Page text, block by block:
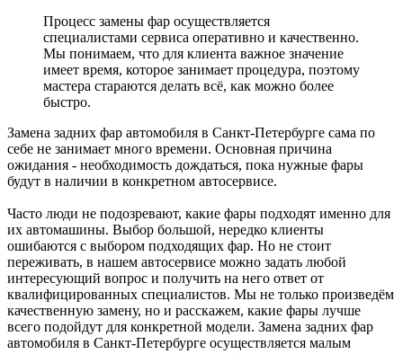
Процесс замены фар осуществляется
специалистами сервиса оперативно и качественно.
Мы понимаем, что для клиента важное значение
имеет время, которое занимает процедура, поэтому
мастера стараются делать всё, как можно более
быстро.
Замена задних фар автомобиля в Санкт-Петербурге сама по
себе не занимает много времени. Основная причина
ожидания - необходимость дождаться, пока нужные фары
будут в наличии в конкретном автосервисе.
Часто люди не подозревают, какие фары подходят именно для
их автомашины. Выбор большой, нередко клиенты
ошибаются с выбором подходящих фар. Но не стоит
переживать, в нашем автосервисе можно задать любой
интересующий вопрос и получить на него ответ от
квалифицированных специалистов. Мы не только произведём
качественную замену, но и расскажем, какие фары лучше
всего подойдут для конкретной модели. Замена задних фар
автомобиля в Санкт-Петербурге осуществляется малым